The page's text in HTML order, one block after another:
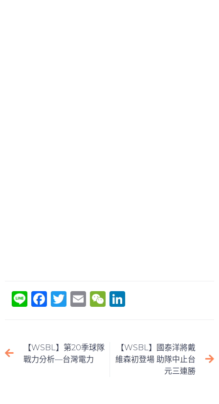
Li F
e
b
T
er
E
l
W
at
e
dI
【WSBL】第20季球隊
戰力分析—台灣電力
【WSBL】國泰洋將戴
維森初登場 助隊中止台
元三連勝